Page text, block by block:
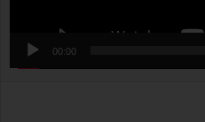
00:00